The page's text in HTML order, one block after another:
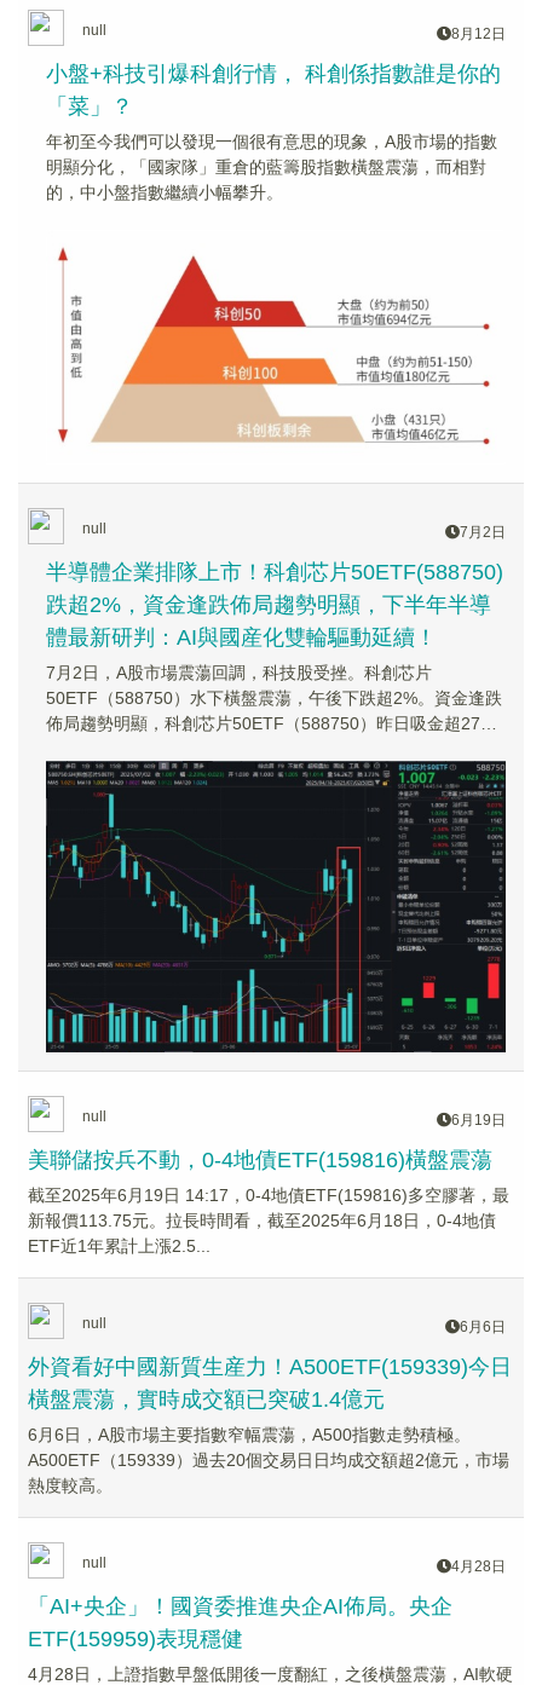
null 8月12日
小盤+科技引爆科創行情， 科創係指數誰是你的
「菜」？
年初至今我們可以發現一個很有意思的現象，A股市場的指數
明顯分化，「國家隊」重倉的藍籌股指數橫盤震蕩，而相對
的，中小盤指數繼續小幅攀升。
null 7月2日
半導體企業排隊上市！科創芯片50ETF(588750)
跌超2%，資金逢跌佈局趨勢明顯，下半年半導
體最新研判：AI與國産化雙輪驅動延續！
7月2日，A股市場震蕩回調，科技股受挫。科創芯片
50ETF（588750）水下橫盤震蕩，午後下跌超2%。資金逢跌
佈局趨勢明顯，科創芯片50ETF（588750）昨日吸金超2700
null 6月19日
美聯儲按兵不動，0-4地債ETF(159816)橫盤震蕩
截至2025年6月19日 14:17，0-4地債ETF(159816)多空膠著，最
新報價113.75元。拉長時間看，截至2025年6月18日，0-4地債
ETF近1年累計上漲2.5...
null 6月6日
外資看好中國新質生産力！A500ETF(159339)今日
橫盤震蕩，實時成交額已突破1.4億元
6月6日，A股市場主要指數窄幅震蕩，A500指數走勢積極。
A500ETF（159339）過去20個交易日日均成交額超2億元，市場
熱度較高。
null 4月28日
「AI+央企」！國資委推進央企AI佈局。央企
ETF(159959)表現穩健
4月28日，上證指數早盤低開後一度翻紅，之後橫盤震蕩，AI軟硬